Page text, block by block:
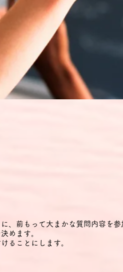
、前もって大まかな質問内容を
めます。
ることにします。